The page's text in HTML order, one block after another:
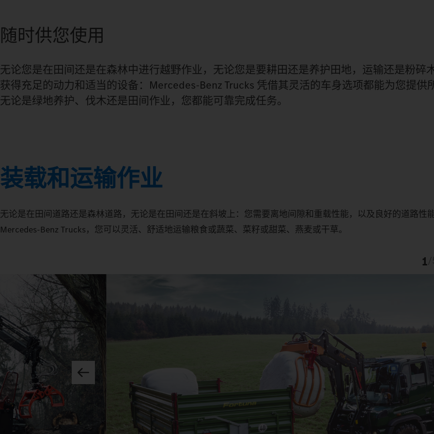
随时供您使用
无论您是在田间还是在森林中进行越野作业，无论您是要耕田还是养护田地，运输还是粉碎
获得充足的动力和适当的设备：Mercedes‑Benz Trucks 凭借其灵活的车身选项都能为您提供
无论是绿地养护、伐木还是田间作业，您都能可靠完成任务。
装载和运输作业
无论是在田间道路还是森林道路，无论是在田间还是在斜坡上：您需要离地间隙和重载性能，以及良好的道路性
Mercedes‑Benz Trucks，您可以灵活、舒适地运输粮食或蔬菜、菜籽或甜菜、燕麦或干草。
1